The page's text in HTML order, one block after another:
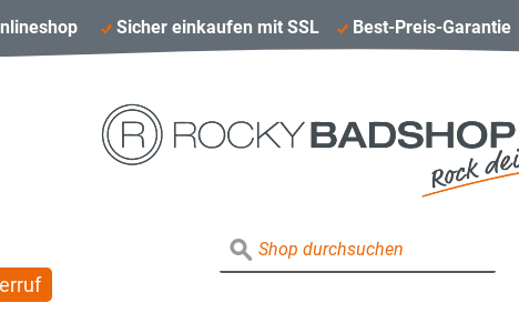
Sicher einkaufen mit SSL Best-Preis-Garantie